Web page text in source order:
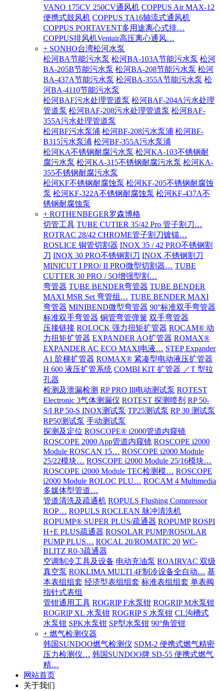
VANO 175CV 250CV通风机 COPPUS Air MAX-12
便携式鼓风机 COPPUS TA16轴流式通风机
COPPUS PORTAVENT多用途离心式排…
COPPUS排风机Ventair高压离心通风…
+ SONHO台湾松河水泵
松河BA节能污水泵 松河BA-103A节能污水泵 松河
BA-205B节能污水泵 松河BA-208节能污水泵 松河
BA-437A节能污水泵 松河BA-355A节能污水泵 松
河BA-4110节能污水泵
松河BAF污水处理管道泵 松河BAF-204A污水处理
管道泵 松河BAF-208污水处理管道泵 松河BAF-
355A污水处理管道泵
松河BF污水泵浦 松河BF-208污水泵浦 松河BF-
B315污水泵浦 松河BF-355A污水泵浦
松河KA不锈钢耐腐污水泵 松河KA-103不锈钢耐
腐污水泵 松河KA-315不锈钢耐腐污水泵 松河KA-
355不锈钢耐腐污水泵
松河KF不锈钢耐腐蚀泵 松河KF-205不锈钢耐腐蚀
泵 松河KF-322A不锈钢耐腐蚀泵 松河KF-437A不
锈钢耐腐蚀泵
+ ROTHENBEGER罗森博格
切管工具 TUBE CUTIER 35/42 Pro 管子割刀…
ROTRAC 28/42 CHROME管子割刀镀锚…
ROSLICE 铜管切割器 INOX 35 / 42 PRO不锈钢割
刀 INOX 30 PRO不锈钢割刀 INOX 不锈钢割刀
MINICUT I PRO/ II PRO微型切割器… TUBE
CUTTER 30 PRO / 5O增强型割…
弯管器 TUBE BENDER弯管器 TUBE BENDER
MAXI MSR Set 弯管组… TUBE BENDER MAXI
弯管器 MINIBEND微型弯管器 90°标准双手弯管器
标准双手弯管器 铜管弯管弹簧 双手弯管器
压接链接 ROLOCK 强力扭矩扩管器 ROCAM® 动
力扭矩扩管器 EXPANDER AO扩管器 ROMAX®
EXPANDER AC ECO MAXI电液… STEP Expander
A1 阶梯扩管器 ROMAX® 紧凑型电动液压扩管器
H 600 液压扩管系统 COMBI KIT 扩管器 ／T 型拉
孔器
检测及泄漏检测 RP PRO Ill电动测试泵 ROTEST
Electronic 3气体测漏仪 ROTEST 探测喷剂 RP 50-
S/I RP 50-S INOX测试泵 TP25测试泵 RP 30 测试泵
RP50测试泵 手动测试泵
探测及定位 ROSCOPE® i2000管道内窥镜
ROSCOPE 2000 App管道内窥镜 ROSCOPE i2000
Module ROSCAN 15… ROSCOPE i2000 Module
25/22模块… ROSCOPE i2000 Module 25/16模块…
ROSCOPE i2000 Module TEC检测模… ROSCOPE
i2000 Module ROLOC PLU… ROCAM 4 Multimedia
多媒体型管道…
管道清洗及疏通机 ROPULS Flushing Compressor
ROP… ROPULS ROCLEAN 脉冲清洗机
ROPUMP® SUPER PLUS/疏通器 ROPUMP ROSPI
H+E PLUS疏通器 ROSOLAR PUMP/ROSOLAR
PUMP PLUS… ROCAL 20/ROMATIC 20 WC-
BLITZ R0-3疏通器
空调制冷工具及设备 电动充油泵 ROAIRVAC 双级
真空泵 ROKLIMA MULTI 4F制冷设备全自动… 基
本表组组套 经济型表组组套 标准表组组套 单表阀
指针式表组
管钳通用工具 ROGRIP F水泵钳 ROGRIP M水泵钳
ROGRIP XL 水泵钳 ROGRIP S 水泵钳 CL沟槽式
水泵钳 SPK水泵钳 SP型水泵钳 90°角管钳
+ 燃气检测仪器
韩国SUNDOO燃气检测仪 SDM-2 便携式燃气精密
压力检测仪… 韩国SUNDOO牌 SD-55 便携式燃气
精…
网站首页
关于我们